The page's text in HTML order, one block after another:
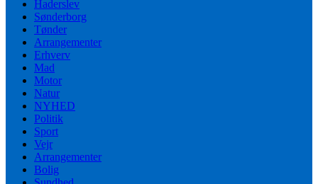
Haderslev
Sønderborg
Tønder
Arrangementer
Erhverv
Mad
Motor
Natur
NYHED
Politik
Sport
Vejr
Arrangementer
Bolig